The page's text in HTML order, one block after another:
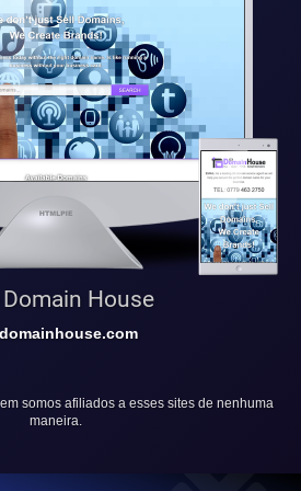
House
somos afiliados a esses sites de nenhuma
maneira.